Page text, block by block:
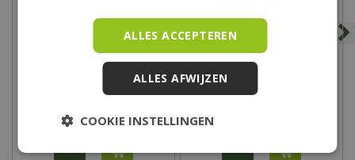
Spel Hitster Bingo
34, 99
Spel Hitster Guilty
Pleasures
ALLES ACCEPTEREN
ALLES AFWIJZEN
COOKIE INSTELLINGEN